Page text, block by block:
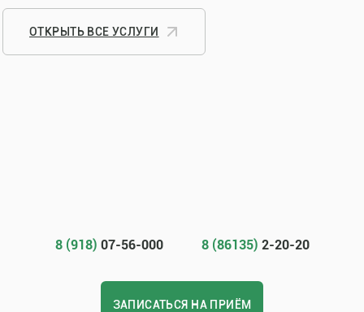
ОТКРЫТЬ ВСЕ УСЛУГИ
8 (918) 07-56-000 8 (86135) 2-20-20
ЗАПИСАТЬСЯ НА ПРИЁМ